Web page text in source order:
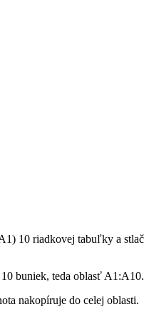
10 riadkovej tabuľky a
buniek, teda oblasť A1:A10.
nakopíruje do celej oblasti.